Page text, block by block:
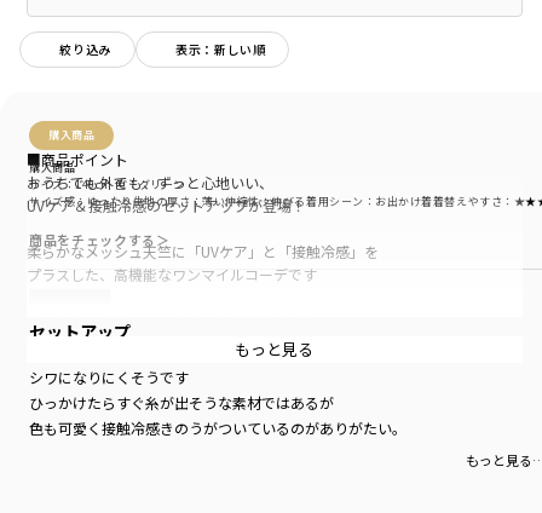
絞り込み 表示：新しい順
購入商品
購入商品
サイズ感：ゆったり生地の厚さ ：薄い伸縮性：伸びる着用シーン ：お出かけ着着替えやすさ ：
サイズ：140cm色：グリーン
商品をチェックする＞
セットアップ
シワになりにくそうです
ひっかけたらすぐ糸が出そうな素材ではあるが
色も可愛く接触冷感きのうがついているのがありがたい。
もっと見る
■商品ポイント
おうちでも外でも、ずっと心地いい、
UVケア＆接触冷感のセットアップが登場！
柔らかなメッシュ天竺に「UVケア」と「接触冷感」を
プラスした、高機能なワンマイルコーデです
肌に触れた瞬間ひんやり感じる接触冷感加工を施しました
さらに、通気性抜群の柔らかいメッシュ天竺素材なので、
ムレ知らずで一日中快適に過ごせます
肌離れが良く、リラックス感たっぷりのシルエット
もっと見る